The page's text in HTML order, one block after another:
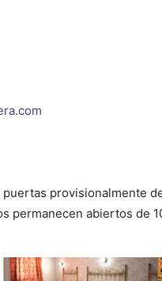
puertas provisionalmente
permanecen abiertos de